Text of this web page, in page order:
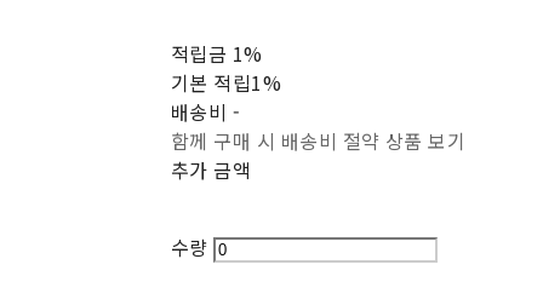
적립금 1%
기본 적립1%
배송비 -
함께 구매 시 배송비 절약 상품 보기
추가 금액
수량